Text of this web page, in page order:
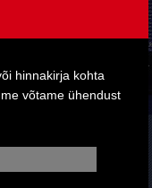
hinnakirja kohta
võtame ühendust